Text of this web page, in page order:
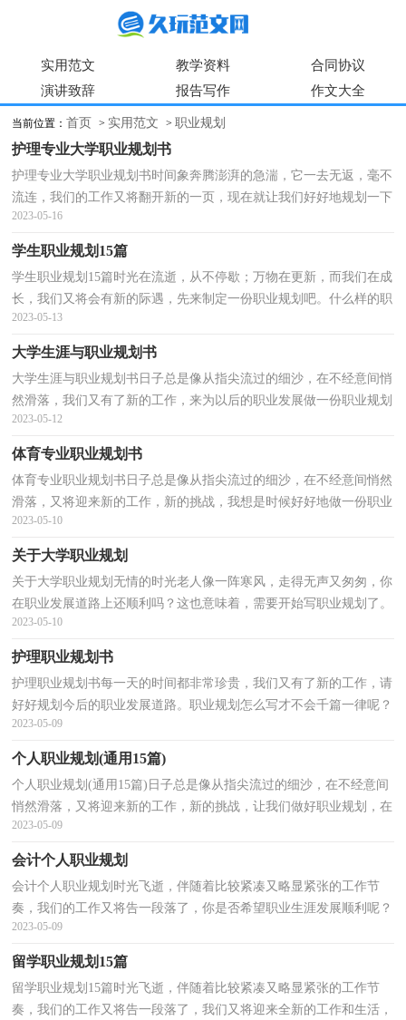
实用范文 教学资料
合同协议
演讲致辞
报告写作 作文大全
当前位置：首页 > 实用范文 >职业规划
护理专业大学职业规划书
护理专业大学职业规划书时间象奔腾澎湃的急湍，它一去无返，毫不
流连，我们的工作又将翻开新的一页，现在就让我们好好地规划一下
吧。那么职业规划书要怎么写呢？以下是小编整理的护理...
2023-05-16
学生职业规划15篇
学生职业规划15篇时光在流逝，从不停歇；万物在更新，而我们在成
长，我们又将会有新的际遇，先来制定一份职业规划吧。什么样的职
业规划才是好的职业规划呢？以下是小编收集整理的学生职...
2023-05-13
大学生涯与职业规划书
大学生涯与职业规划书日子总是像从指尖流过的细沙，在不经意间悄
然滑落，我们又有了新的工作，来为以后的职业发展做一份职业规划
吧。到底应如何做职业规划呢？以下是小编为大家整理...
2023-05-12
体育专业职业规划书
体育专业职业规划书日子总是像从指尖流过的细沙，在不经意间悄然
滑落，又将迎来新的工作，新的挑战，我想是时候好好地做一份职业
规划了。那么你知道职业规划是用什么方法吗？下面是小...
2023-05-10
关于大学职业规划
关于大学职业规划无情的时光老人像一阵寒风，走得无声又匆匆，你
在职业发展道路上还顺利吗？这也意味着，需要开始写职业规划了。
那么你真正懂得怎么写好职业规划吗？下面是小编帮大家...
2023-05-10
护理职业规划书
护理职业规划书每一天的时间都非常珍贵，我们又有了新的工作，请
好好规划今后的职业发展道路。职业规划怎么写才不会千篇一律呢？
下面是小编收集整理的护理职业规划书，欢迎阅读与收...
2023-05-09
个人职业规划(通用15篇)
个人职业规划(通用15篇)日子总是像从指尖流过的细沙，在不经意间
悄然滑落，又将迎来新的工作，新的挑战，让我们做好职业规划，在
今后的工作中奋勇争先吧。那么你知道职业规划是用什么...
2023-05-09
会计个人职业规划
会计个人职业规划时光飞逝，伴随着比较紧凑又略显紧张的工作节
奏，我们的工作又将告一段落了，你是否希望职业生涯发展顺利呢？
请好好规划今后的职业发展道路。职业规划怎么写才不会...
2023-05-09
留学职业规划15篇
留学职业规划15篇时光飞逝，伴随着比较紧凑又略显紧张的工作节
奏，我们的工作又将告一段落了，我们又将迎来全新的工作和生活，